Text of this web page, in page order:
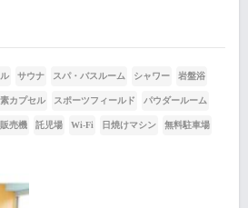
サウナ スパ・バスルーム シャワー 岩盤浴
カプセル スポーツフィールド パウダールーム
売機 託児場 Wi-Fi 日焼けマシン 無料駐車場